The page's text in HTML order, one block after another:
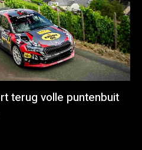
terug volle puntenbuit